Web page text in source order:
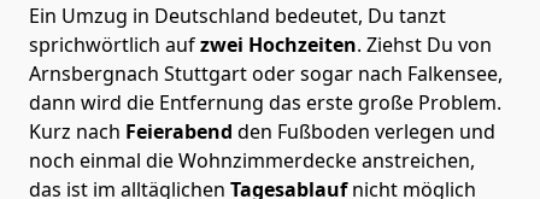
Ein Umzug in Deutschland bedeutet, Du tanzt
sprichwörtlich aufzwei Hochzeiten. Ziehst Du von
Arnsbergnach Stuttgart oder sogar nach Falkensee,
dann wird die Entfernung das erste große Problem.
Kurz nach Feierabend den Fußboden verlegen und
noch einmal die Wohnzimmerdecke anstreichen,
das ist im alltäglichen Tagesablaufnicht möglich